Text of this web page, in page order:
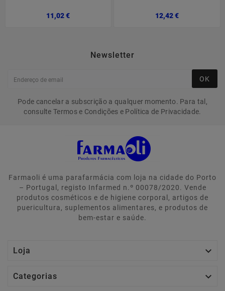
11,02 €Preço 12,42 €Preço
Newsletter
OK
Pode cancelar a subscrição a qualquer momento. Para tal,
consulte Termos e Condições e Política de Privacidade.
Farmaoli é uma parafarmácia com loja na cidade do Porto
– Portugal, registo Infarmed n.º 00078/2020. Vende
produtos cosméticos e de higiene corporal, artigos de
puericultura, suplementos alimentares, e produtos de
bem-estar e saúde.
Loja 
Categorias 